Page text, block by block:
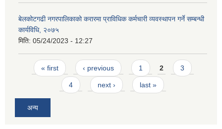
बेलकोटगढी नगरपालिकाको करारमा प्राविधिक कर्मचारी व्यवस्थापन गर्ने सम्बन्धी
कार्यविधि, २०७५
मिति: 05/24/2023 - 12:27
Pages
« first ‹ previous 1 2 3
4 next › last »
अन्य